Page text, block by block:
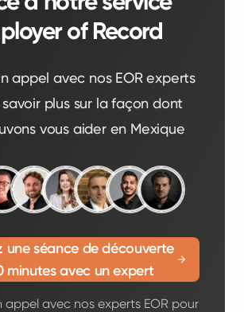
of Record
appel avec nos EOR experts
plus sur la façon dont
vous aider en Mexique
une séance de découverte
minutes avec un expert
appel avec nos experts EOR pour